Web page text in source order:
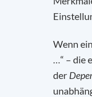
Wenn
…“ – die
der